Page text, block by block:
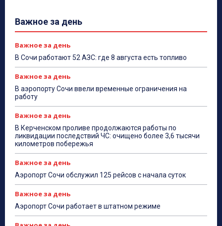
Важное за день
Важное за день
В Сочи работают 52 АЗС: где 8 августа есть топливо
Важное за день
В аэропорту Сочи ввели временные ограничения на
работу
Важное за день
В Керченском проливе продолжаются работы по
ликвидации последствий ЧС: очищено более 3,6 тысячи
километров побережья
Важное за день
Аэропорт Сочи обслужил 125 рейсов с начала суток
Важное за день
Аэропорт Сочи работает в штатном режиме